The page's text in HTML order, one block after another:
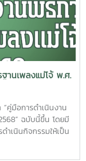
านเพลงแม่โจ้ พ.ศ.
คู่มือการดำเนินงาน
ฉบับนี้ขึ้น โดยมี
ำเนินกิจกรรมให้เป็น
วัฒนธรรมของแม่โจ้สู่